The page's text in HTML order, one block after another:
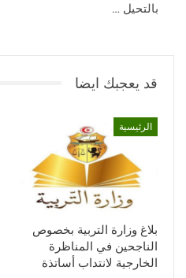
بالتحيل …
قد يعجبك ايضا
الرئيسية
بلاغ وزارة التربية بخصوص
الناجحين في المناظرة
الخارجية لانتداب أساتذة